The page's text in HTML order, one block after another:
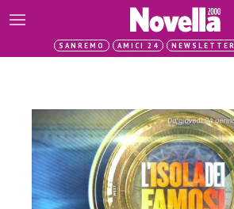
SANREMO AMICI 24 NEWSLETTER